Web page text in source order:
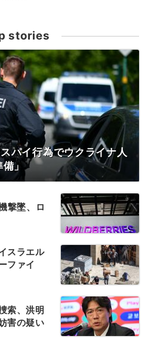
stories
パイ行為でウクライナ人
備」
撃墜、ロ
スラエル
ファイ
索、洪明
害の疑い